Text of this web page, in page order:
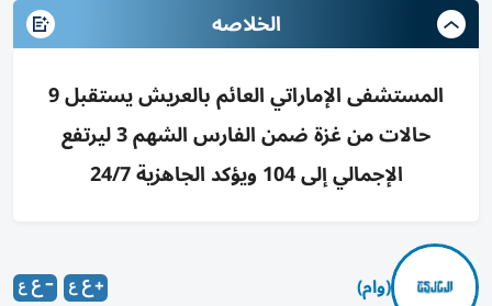
الخلاصه
المستشفى الإماراتي العائم بالعريش يستقبل 9
حالات من غزة ضمن الفارس الشهم 3 ليرتفع
الإجمالي إلى 104 ويؤكد الجاهزية 24/7
(وام)